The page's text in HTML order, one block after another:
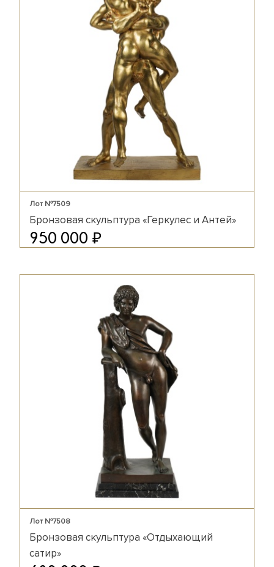
Лот №7509
Бронзовая скульптура «Геркулес и Антей»
950 000 ₽
Лот №7508
Бронзовая скульптура «Отдыхающий
сатир»